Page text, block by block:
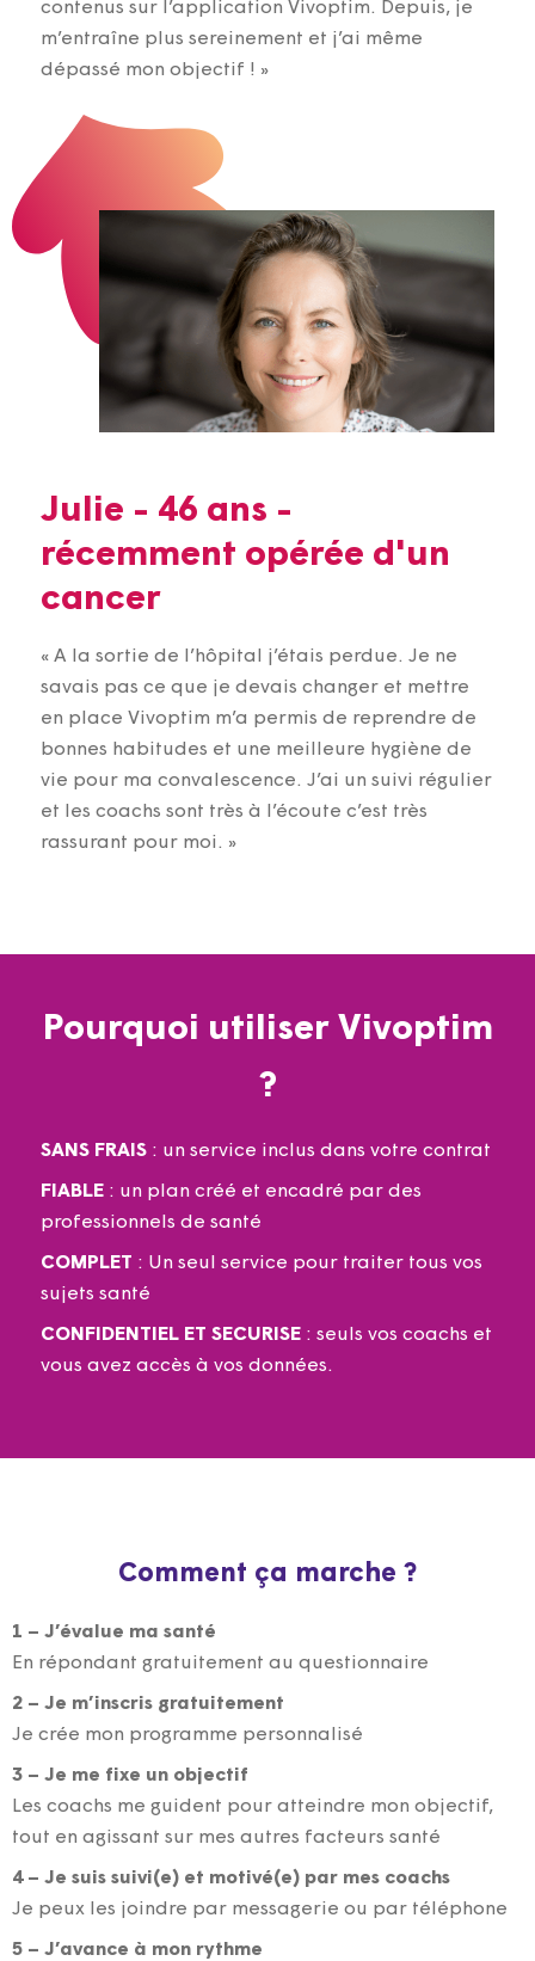
contenus sur l’application Vivoptim. Depuis, je
m’entraîne plus sereinement et j’ai même
dépassé mon objectif ! »
Julie - 46 ans -
récemment opérée d'un
cancer
« A la sortie de l’hôpital j’étais perdue. Je ne
savais pas ce que je devais changer et mettre
en place Vivoptim m’a permis de reprendre de
bonnes habitudes et une meilleure hygiène de
vie pour ma convalescence. J’ai un suivi régulier
et les coachs sont très à l’écoute c’est très
rassurant pour moi. »
Pourquoi utiliser Vivoptim
?
SANS FRAIS : un service inclus dans votre contrat​
FIABLE : un plan créé et encadré par des
professionnels de santé
COMPLET : Un seul service pour traiter tous vos
sujets santé​
CONFIDENTIEL ET SECURISE : seuls vos coachs et
vous avez accès à vos données​.
Comment ça marche ?
1 – J’évalue ma santé
En répondant gratuitement au questionnaire
2 – Je m’inscris gratuitement
Je crée mon programme personnalisé
3 – Je me fixe un objectif
Les coachs me guident pour atteindre mon objectif,
tout en agissant sur mes autres facteurs santé
4 – Je suis suivi(e) et motivé(e) par mes coachs
Je peux les joindre par messagerie ou par téléphone
5 – J’avance à mon rythme